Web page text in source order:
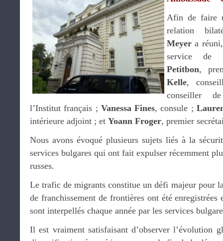
Afin de faire
relation
Meyer a
service de
Petitbon,
Kelle,
conseiller
l’Institut français ; Vanessa Fines, consule ;
intérieure adjoint ; et Yoann Froger, premier
Nous avons évoqué plusieurs sujets liés à la
services bulgares qui ont fait expulser récemment
russes.
Le trafic de migrants constitue un défi majeur pour
de franchissement de frontières ont été
sont interpellés chaque année par les services
Il est vraiment satisfaisant d’observer l’évolution